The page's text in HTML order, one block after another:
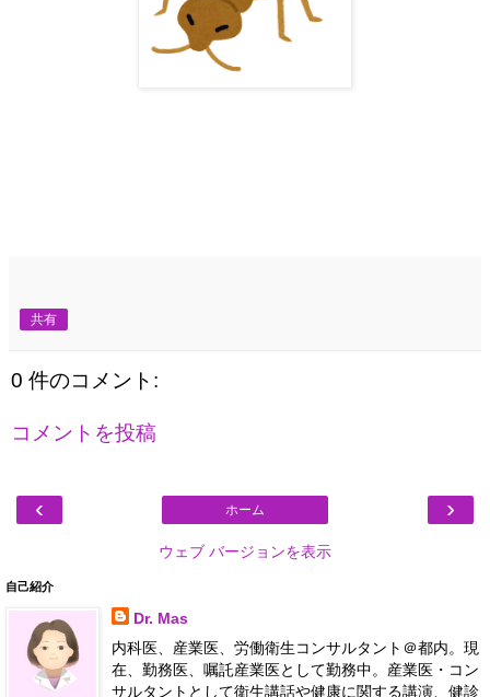
共有
0 件のコメント:
コメントを投稿
‹ ›
ホーム
ウェブ バージョンを表示
自己紹介
Dr. Mas
内科医、産業医、労働衛生コンサルタント＠都内。現
在、勤務医、嘱託産業医として勤務中。産業医・コン
サルタントとして衛生講話や健康に関する講演、健診